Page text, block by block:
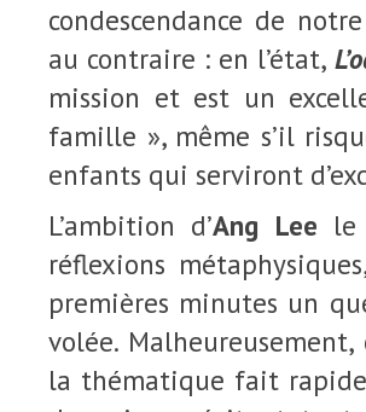
condescendance de
au contraire : en l’état,
mission et est un
famille », même s’il
enfants qui serviront
L’ambition d’Ang Lee le
réflexions
premières minutes un
volée.
la thématique fait